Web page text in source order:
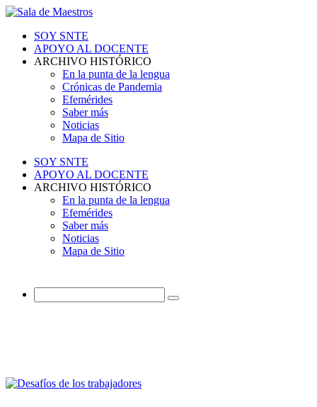
SOY SNTE
APOYO AL DOCENTE
ARCHIVO HISTÓRICO
En la punta de la lengua
Crónicas de Pandemia
Efemérides
Saber más
Noticias
Mapa de Sitio
SOY SNTE
APOYO AL DOCENTE
ARCHIVO HISTÓRICO
En la punta de la lengua
Efemérides
Saber más
Noticias
Mapa de Sitio